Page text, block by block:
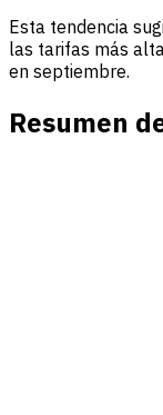
Esta tendencia
las tarifas más
en septiembre.
Resumen